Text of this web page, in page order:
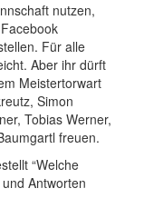
nutzen,
Für alle
Aber ihr dürft
Meistertorwart
Simon
Tobias Werner,
freuen.
“Welche
Antworten